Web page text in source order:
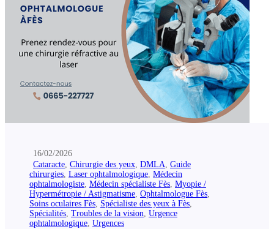
16/02/2026
Cataracte, Chirurgie des yeux, DMLA, Guide
chirurgies, Laser ophtalmologique, Médecin
ophtalmologiste, Médecin spécialiste Fès, Myopie /
Hypermétropie / Astigmatisme, Ophtalmologue Fès,
Soins oculaires Fès, Spécialiste des yeux à Fès,
Spécialités, Troubles de la vision, Urgence
ophtalmologique, Urgences